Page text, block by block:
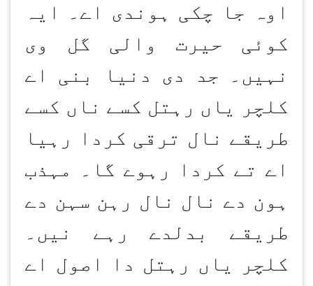
اوہ جا چکی ہوندی اے۔ ایہ
کوئی حیرت والی گل وی
نہیں۔ جد دی دنیا بنی اے
کلچر یاں رہتل کسے ناں کسے
طریقے نال ترقی کردا رہیا
اے تے کردا رہوے گا۔ مہذب
ہون دے نال نال رہن سہن دے
طریقے بدلدے رہے نیں۔
کلچر یاں رہتل دا اصول اے